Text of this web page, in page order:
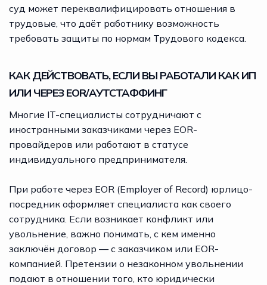
суд может переквалифицировать отношения в
трудовые, что даёт работнику возможность
требовать защиты по нормам Трудового кодекса.
КАК ДЕЙСТВОВАТЬ, ЕСЛИ ВЫ РАБОТАЛИ КАК ИП
ИЛИ ЧЕРЕЗ EOR/АУТСТАФФИНГ
Многие IT-специалисты сотрудничают с
иностранными заказчиками через EOR-
провайдеров или работают в статусе
индивидуального предпринимателя.
При работе через EOR (Employer of Record) юрлицо-
посредник оформляет специалиста как своего
сотрудника. Если возникает конфликт или
увольнение, важно понимать, с кем именно
заключён договор — с заказчиком или EOR-
компанией. Претензии о незаконном увольнении
подают в отношении того, кто юридически